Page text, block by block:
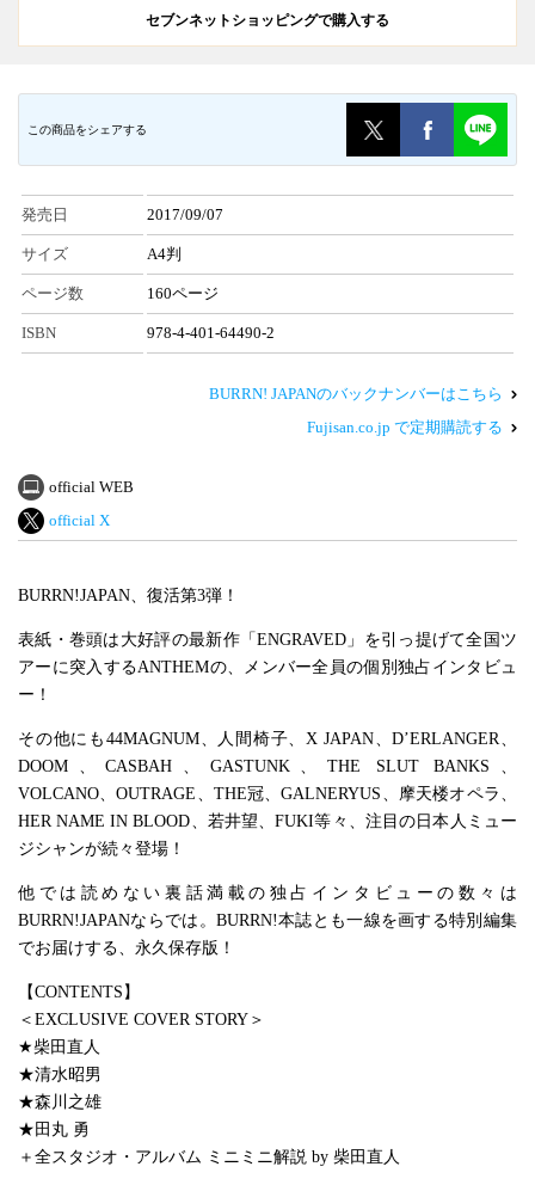
セブンネットショッピングで購入する
この商品をシェアする
発売日 2017/09/07
サイズ A4判
ページ数 160ページ
ISBN 978-4-401-64490-2
BURRN! JAPANのバックナンバーはこちら
Fujisan.co.jp で定期購読する
official WEB
official X
BURRN!JAPAN、復活第3弾！
表紙・巻頭は大好評の最新作「ENGRAVED」を引っ提げて全国ツ
アーに突入するANTHEMの、メンバー全員の個別独占インタビュ
ー！
その他にも44MAGNUM、人間椅子、X JAPAN、D’ERLANGER、
DOOM、CASBAH、GASTUNK、THE SLUT BANKS、
VOLCANO、OUTRAGE、THE冠、GALNERYUS、摩天楼オペラ、
HER NAME IN BLOOD、若井望、FUKI等々、注目の日本人ミュー
ジシャンが続々登場！
他では読めない裏話満載の独占インタビューの数々は
BURRN!JAPANならでは。BURRN!本誌とも一線を画する特別編集
でお届けする、永久保存版！
【CONTENTS】
＜EXCLUSIVE COVER STORY＞
★柴田直人
★清水昭男
★森川之雄
★田丸 勇
＋全スタジオ・アルバム ミニミニ解説 by 柴田直人